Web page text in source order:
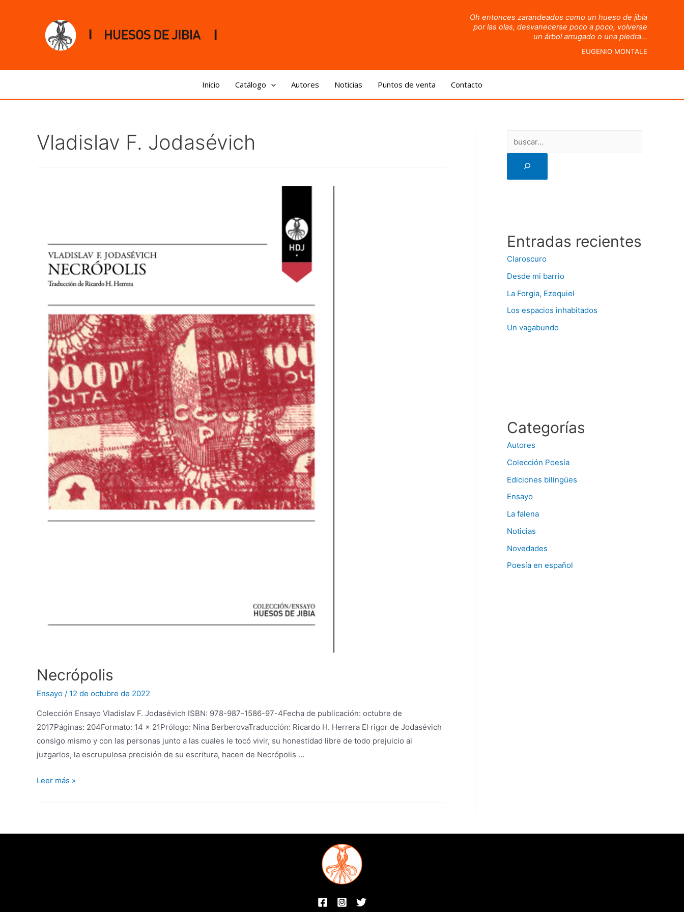
Oh entonces zarandeados como un hueso de jibia
por las olas, desvanecerse poco a poco, volverse
un árbol arrugado o una piedra…
EUGENIO MONTALE
Inicio Catálogo Autores Noticias Puntos de venta Contacto
Vladislav F. Jodasévich
Necrópolis
Ensayo / 12 de octubre de 2022
Colección Ensayo Vladislav F. Jodasévich ISBN: 978-987-1586-97-4Fecha de publicación: octubre de
2017Páginas: 204Formato: 14 x 21Prólogo: Nina BerberovaTraducción: Ricardo H. Herrera El rigor de Jodasévich
consigo mismo y con las personas junto a las cuales le tocó vivir, su honestidad libre de todo prejuicio al
juzgarlos, la escrupulosa precisión de su escritura, hacen de Necrópolis …
Leer más »
Entradas recientes
Claroscuro
Desde mi barrio
La Forgia, Ezequiel
Los espacios inhabitados
Un vagabundo
Categorías
Autores
Colección Poesía
Ediciones bilingües
Ensayo
La falena
Noticias
Novedades
Poesía en español